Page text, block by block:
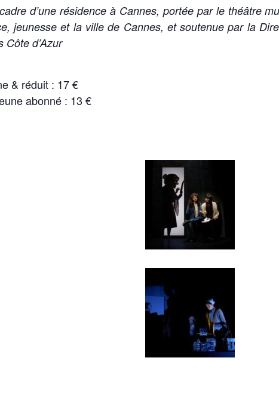
d’une résidence à Cannes, portée par le théâtre
jeunesse et la ville de Cannes, et soutenue par la
Côte d’Azur
& réduit : 17 €
abonné : 13 €